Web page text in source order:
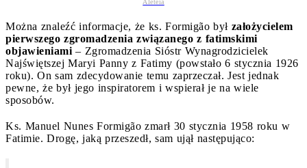
Aleteia
Można znaleźć informacje, że ks. Formigão był założycielem
pierwszego zgromadzenia związanego z fatimskimi
objawieniami – Zgromadzenia Sióstr Wynagrodzicielek
Najświętszej Maryi Panny z Fatimy (powstało 6 stycznia 1926
roku). On sam zdecydowanie temu zaprzeczał. Jest jednak
pewne, że był jego inspiratorem i wspierał je na wiele
sposobów.
Ks. Manuel Nunes Formigão zmarł 30 stycznia 1958 roku w
Fatimie. Drogę, jaką przeszedł, sam ujął następująco: